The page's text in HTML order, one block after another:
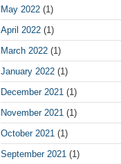
May 2022(1)
April 2022(1)
March 2022(1)
January 2022(1)
December 2021(1)
November 2021(1)
October 2021(1)
September 2021(1)